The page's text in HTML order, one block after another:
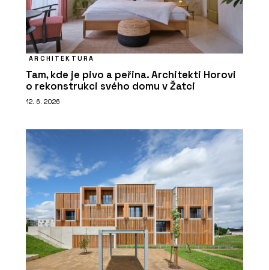
ARCHITEKTURA
Tam, kde je pivo a peřina. Architekti Horovi
o rekonstrukci svého domu v Žatci
12. 6. 2026